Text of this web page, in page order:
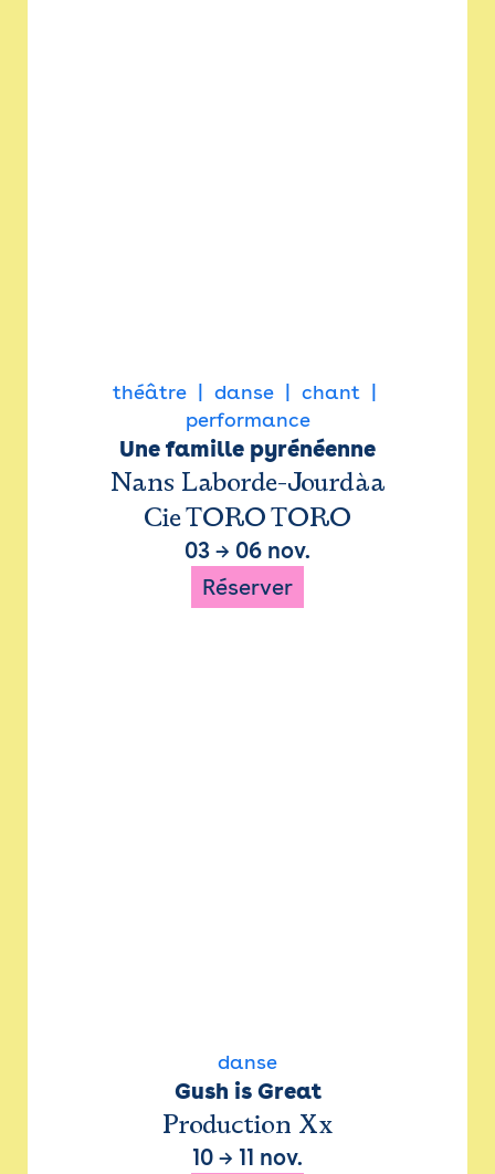
théâtre danse
chant
performance
Une famille pyrénéenne
Nans Laborde-Jourdàa
Cie TORO TORO
03 → 06 nov.
Réserver
danse
Gush is Great
Production Xx
10 → 11 nov.